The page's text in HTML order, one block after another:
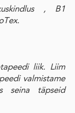
, B1
liik. Liim
valmistame
seina täpseid